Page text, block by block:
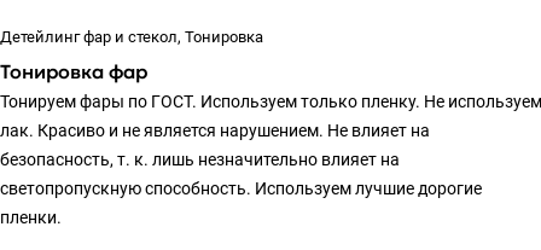
Детейлинг фар и стекол, Тонировка
Тонировка фар
Тонируем фары по ГОСТ. Используем только пленку. Не используем
лак. Красиво и не является нарушением. Не влияет на
безопасность, т. к. лишь незначительно влияет на
светопропускную способность. Используем лучшие дорогие
пленки.